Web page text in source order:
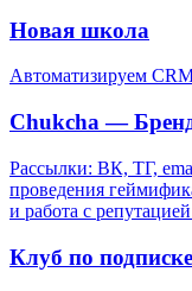
Новая школа
Автоматизируем
Chukcha —
Рассылки: ВК, ТГ,
проведения
и работа с
Клуб по